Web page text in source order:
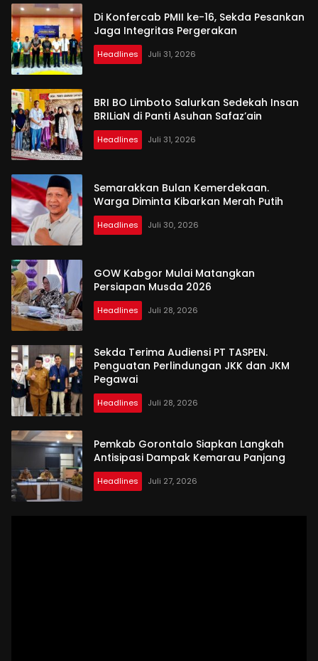
Di Konfercab PMII ke-16, Sekda Pesankan
Jaga Integritas Pergerakan
Headlines Juli 31, 2026
BRI BO Limboto Salurkan Sedekah Insan
BRILiaN di Panti Asuhan Safaz’ain
Headlines Juli 31, 2026
Semarakkan Bulan Kemerdekaan.
Warga Diminta Kibarkan Merah Putih
Headlines Juli 30, 2026
GOW Kabgor Mulai Matangkan
Persiapan Musda 2026
Headlines Juli 28, 2026
Sekda Terima Audiensi PT TASPEN.
Penguatan Perlindungan JKK dan JKM
Pegawai
Headlines Juli 28, 2026
Pemkab Gorontalo Siapkan Langkah
Antisipasi Dampak Kemarau Panjang
Headlines Juli 27, 2026